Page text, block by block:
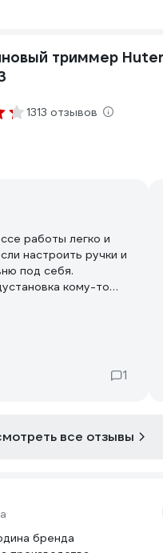
триммер
1313 отзывов
работы легко и
настроить ручки и
под себя.
кому-то
Это наверное
цену вещь
Вот
под катушкой
и
с катушкой и ещё
и закрывание
1
все отзывы
бренда